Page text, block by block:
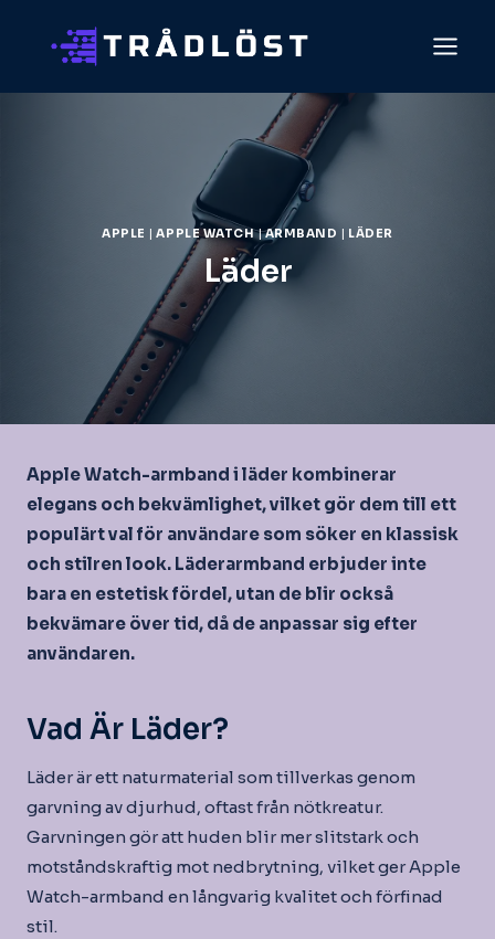
APPLE |APPLE WATCH|ARMBAND | LÄDER
Läder
Apple Watch-armband i läder kombinerar
elegans och bekvämlighet, vilket gör dem till ett
populärt val för användare som söker en klassisk
och stilren look. Läderarmband erbjuder inte
bara en estetisk fördel, utan de blir också
bekvämare över tid, då de anpassar sig efter
användaren.
Vad Är Läder?
Läder är ett naturmaterial som tillverkas genom
garvning av djurhud, oftast från nötkreatur.
Garvningen gör att huden blir mer slitstark och
motståndskraftig mot nedbrytning, vilket ger Apple
Watch-armband en långvarig kvalitet och förfinad
stil.